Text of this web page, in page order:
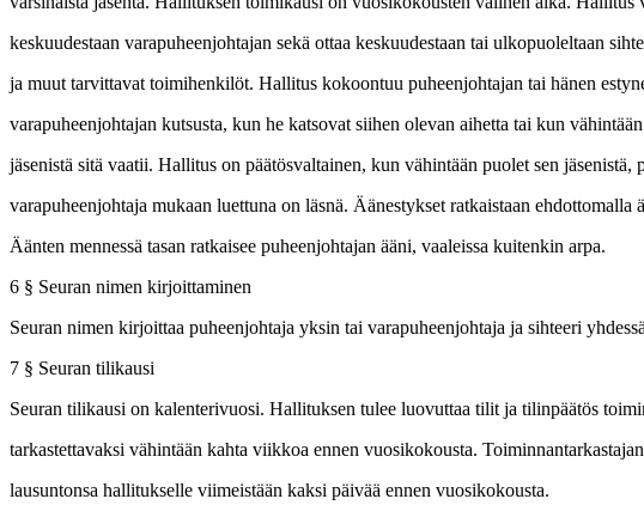
keskuudestaan varapuheenjohtajan sekä ottaa keskuudestaan tai ulkopuoleltaan
ja muut tarvittavat toimihenkilöt. Hallitus kokoontuu puheenjohtajan tai hänen
varapuheenjohtajan kutsusta, kun he katsovat siihen olevan aihetta tai kun
jäsenistä sitä vaatii. Hallitus on päätösvaltainen, kun vähintään puolet sen jäsenistä,
varapuheenjohtaja mukaan luettuna on läsnä. Äänestykset ratkaistaan ehdottomalla
Äänten mennessä tasan ratkaisee puheenjohtajan ääni, vaaleissa kuitenkin arpa.
6 § Seuran nimen kirjoittaminen
Seuran nimen kirjoittaa puheenjohtaja yksin tai varapuheenjohtaja ja sihteeri
7 § Seuran tilikausi
Seuran tilikausi on kalenterivuosi. Hallituksen tulee luovuttaa tilit ja tilinpäätös
tarkastettavaksi vähintään kahta viikkoa ennen vuosikokousta.
lausuntonsa hallitukselle viimeistään kaksi päivää ennen vuosikokousta.